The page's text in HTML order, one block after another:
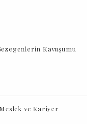
Kavuşumu
ve Kariyer